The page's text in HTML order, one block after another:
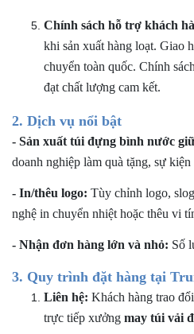
Chính sách hỗ trợ khách
khi sản xuất hàng loạt. Giao
chuyển toàn quốc. Chính
đạt chất lượng cam kết.
2. Dịch vụ nổi bật
- Sản xuất túi đựng bình nước
doanh nghiệp làm quà tặng, sự
- In/thêu logo: Tùy chỉnh logo,
nghệ in chuyển nhiệt hoặc thêu vi
- Nhận đơn hàng lớn và nhỏ: Số
3. Quy trình đặt hàng tại
Liên hệ: Khách hàng trao
trực tiếp xưởng may túi vải